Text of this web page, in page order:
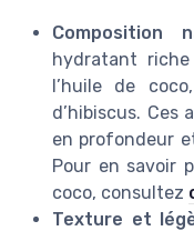
Composition
hydratant
l’huile de
d’hibiscus.
en profondeur
Pour en savoir
coco, consultez
Texture et